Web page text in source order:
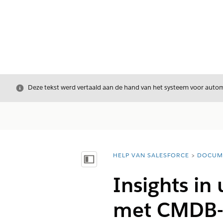
Sluiten
Deze tekst werd vertaald aan de hand van het systeem voor
Inhoudsopgave weergeven
U bent hier:
HELP VAN SALESFORCE
Insights in
met